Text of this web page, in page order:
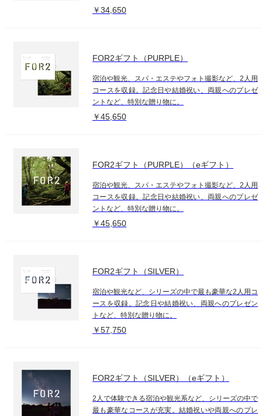
￥34,650
FOR2ギフト（PURPLE）
宿泊や観光、スパ・エステやフォト撮影など、2人用
コースを収録。記念日や結婚祝い、両親へのプレゼ
ントなど、特別な贈り物に。
￥45,650
FOR2ギフト（PURPLE）（eギフト）
宿泊や観光、スパ・エステやフォト撮影など、2人用
コースを収録。記念日や結婚祝い、両親へのプレゼ
ントなど、特別な贈り物に。
￥45,650
FOR2ギフト（SILVER）
宿泊や観光など、シリーズの中で最も豪華な2人用コ
ースを収録。記念日や結婚祝い、両親へのプレゼン
トなど、特別な贈り物に。
￥57,750
FOR2ギフト（SILVER）（eギフト）
2人で体験できる宿泊や観光系など、シリーズの中で
最も豪華なコースが充実。結婚祝いや両親へのプレ